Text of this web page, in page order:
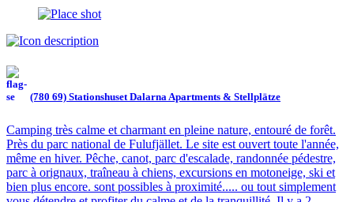
(780 69) Stationshuset Dalarna Apartments & Stellplätze
Camping très calme et charmant en pleine nature, entouré de forêt.
Près du parc national de Fulufjället. Le site est ouvert toute l'année,
même en hiver. Pêche, canot, parc d'escalade, randonnée pédestre,
parc à orignaux, traîneau à chiens, excursions en motoneige, ski et
bien plus encore. sont possibles à proximité..... ou tout simplement